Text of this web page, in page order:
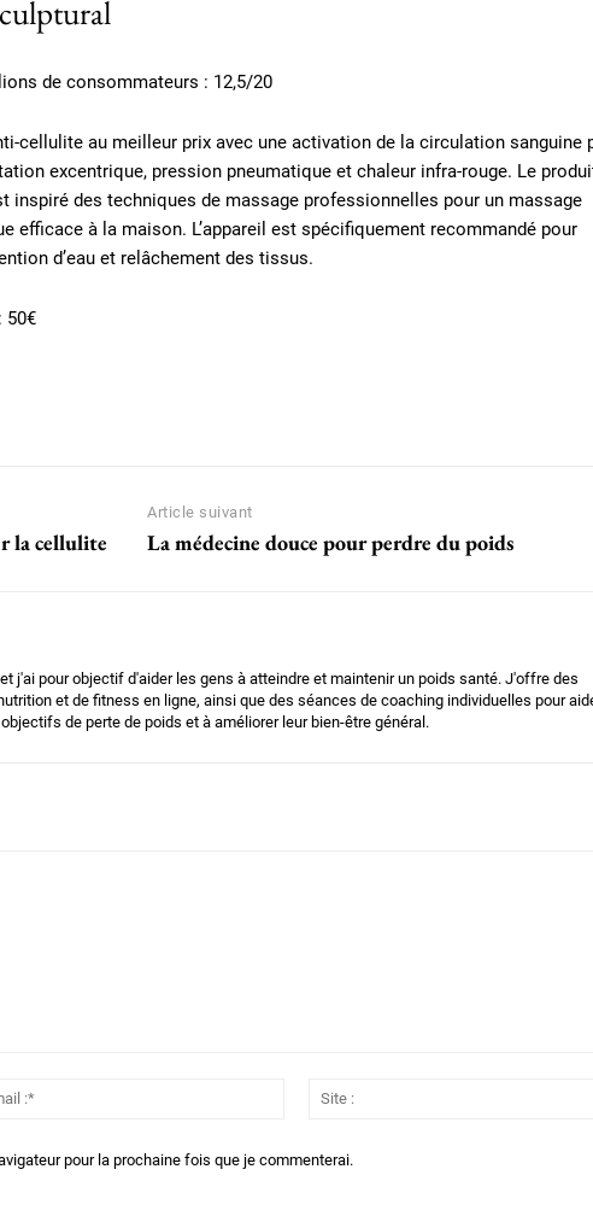
de consommateurs : 12,5/20
cellulite au meilleur prix avec une activation de la circulation sanguine
excentrique, pression pneumatique et chaleur infra-rouge. Le
inspiré des techniques de massage professionnelles pour un massage
efficace à la maison. L’appareil est spécifiquement recommandé pour
d’eau et relâchement des tissus.
50€
la cellulite
Article suivant
La médecine douce pour perdre du poids
j'ai pour objectif d'aider les gens à atteindre et maintenir un poids santé. J'offre des
et de fitness en ligne, ainsi que des séances de coaching individuelles pour
de perte de poids et à améliorer leur bien-être général.
Email
pour la prochaine fois que je commenterai.